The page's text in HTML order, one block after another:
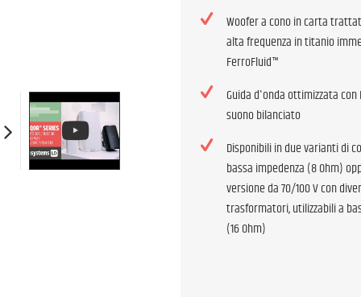
Woofer a cono in carta
alta frequenza in titanio
FerroFluid™
Guida d'onda ottimizzata con
suono bilanciato
Disponibili in due varianti di
bassa impedenza (8 Ohm)
versione da 70/100 V con
trasformatori, utilizzabili a
(16 Ohm)